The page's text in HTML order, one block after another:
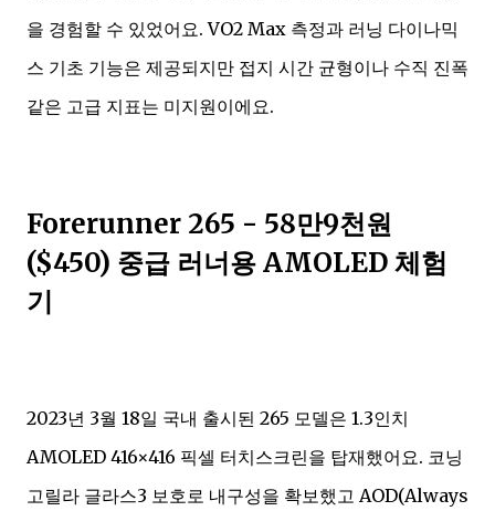
을 경험할 수 있었어요. VO2 Max 측정과 러닝 다이나믹
스 기초 기능은 제공되지만 접지 시간 균형이나 수직 진폭
같은 고급 지표는 미지원이에요.
Forerunner 265 - 58만9천원
($450) 중급 러너용 AMOLED 체험
기
2023년 3월 18일 국내 출시된 265 모델은 1.3인치
AMOLED 416×416 픽셀 터치스크린을 탑재했어요. 코닝
고릴라 글라스3 보호로 내구성을 확보했고 AOD(Always